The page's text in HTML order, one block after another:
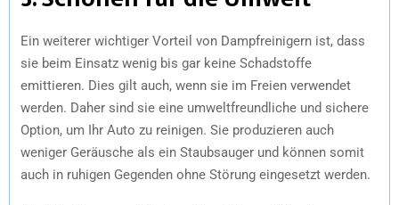
Ein weiterer wichtiger Vorteil von Dampfreinigern ist, dass
sie beim Einsatz wenig bis gar keine Schadstoffe
emittieren. Dies gilt auch, wenn sie im Freien verwendet
werden. Daher sind sie eine umweltfreundliche und sichere
Option, um Ihr Auto zu reinigen. Sie produzieren auch
weniger Geräusche als ein Staubsauger und können somit
auch in ruhigen Gegenden ohne Störung eingesetzt werden.